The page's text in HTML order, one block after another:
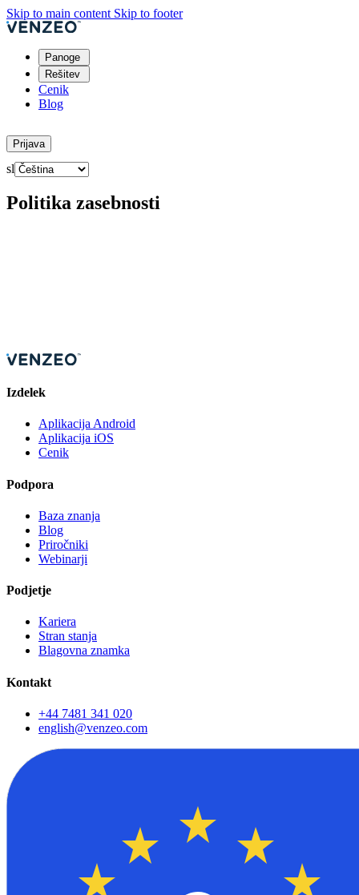
Skip to main content Skip to footer
Panoge
Rešitev
Cenik
Blog
Prijava
sl
Politika zasebnosti
Izdelek
Aplikacija Android
Aplikacija iOS
Cenik
Podpora
Baza znanja
Blog
Priročniki
Webinarji
Podjetje
Kariera
Stran stanja
Blagovna znamka
Kontakt
+44 7481 341 020
english@venzeo.com